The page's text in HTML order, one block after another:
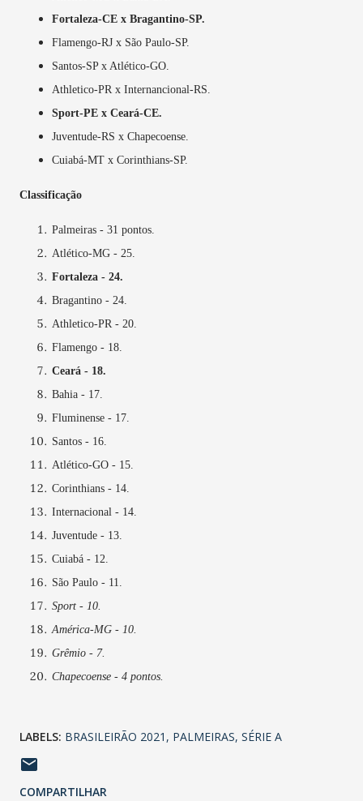
Fortaleza-CE x Bragantino-SP.
Flamengo-RJ x São Paulo-SP.
Santos-SP x Atlético-GO.
Athletico-PR x Internancional-RS.
Sport-PE x Ceará-CE.
Juventude-RS x Chapecoense.
Cuiabá-MT x Corinthians-SP.
Classificação
Palmeiras - 31 pontos.
Atlético-MG - 25.
Fortaleza - 24.
Bragantino - 24.
Athletico-PR - 20.
Flamengo - 18.
Ceará - 18.
Bahia - 17.
Fluminense - 17.
Santos - 16.
Atlético-GO - 15.
Corinthians - 14.
Internacional - 14.
Juventude - 13.
Cuiabá - 12.
São Paulo - 11.
Sport - 10.
América-MG - 10.
Grêmio - 7.
Chapecoense - 4 pontos.
LABELS: BRASILEIRÃO 2021 PALMEIRAS SÉRIE A
COMPARTILHAR